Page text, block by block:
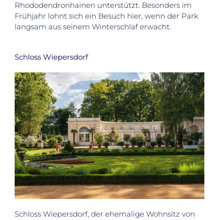
Rhododendronhainen unterstützt. Besonders im
Frühjahr lohnt sich ein Besuch hier, wenn der Park
langsam aus seinem Winterschlaf erwacht.
Schloss Wiepersdorf
Schloss Wiepersdorf, der ehemalige Wohnsitz von